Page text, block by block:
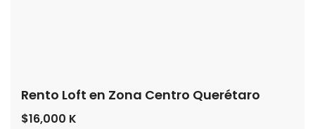
Rento Loft en Zona Centro Querétaro
$16,000 K